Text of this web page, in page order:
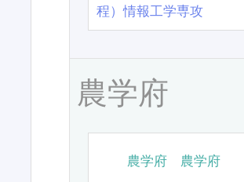
程）情報工学専攻
農学府
農学府 農学府